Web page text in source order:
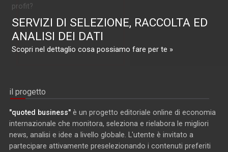
profit?
SERVIZI DI SELEZIONE, RACCOLTA ED
ANALISI DEI DATI
Scopri nel dettaglio cosa possiamo fare per te »
il progetto
"quoted business" è un progetto editoriale online di economia
internazionale che monitora, seleziona e rielabora le migliori
news, analisi e idee a livello globale. L'utente è invitato a
partecipare attivamente preselezionando i contenuti preferiti